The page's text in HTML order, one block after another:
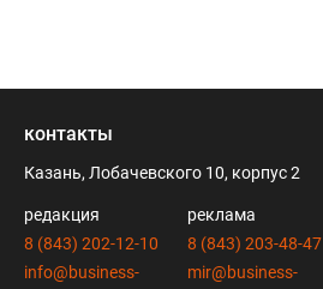
контакты
Казань, Лобачевского 10, корпус 2
редакция
8 (843) 202-12-10
info@business-
реклама
8 (843) 203-48-47
mir@business-